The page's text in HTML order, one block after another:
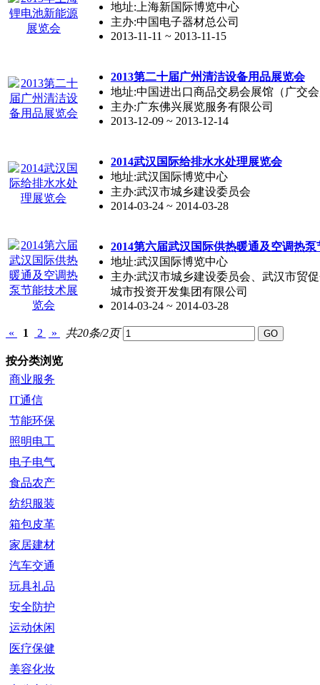
地址:上海新国际博览中心
主办:中国电子器材总公司
2013-11-11 ~ 2013-11-15
2013第二十届广州清洁设备用品展览会
地址:中国进出口商品交易会展馆（广交
主办:广东佛兴展览服务有限公司
2013-12-09 ~ 2013-12-14
2014武汉国际给排水水处理展览会
地址:武汉国际博览中心
主办:武汉市城乡建设委员会
2014-03-24 ~ 2014-03-28
2014第六届武汉国际供热暖通及空调热
地址:武汉国际博览中心
主办:武汉市城乡建设委员会、武汉市贸
城市投资开发集团有限公司
2014-03-24 ~ 2014-03-28
« 1 2 » 共20条/2页
按分类浏览
商业服务
IT通信
节能环保
照明电工
电子电气
食品农产
纺织服装
箱包皮革
家居建材
汽车交通
玩具礼品
安全防护
运动休闲
医疗保健
美容化妆